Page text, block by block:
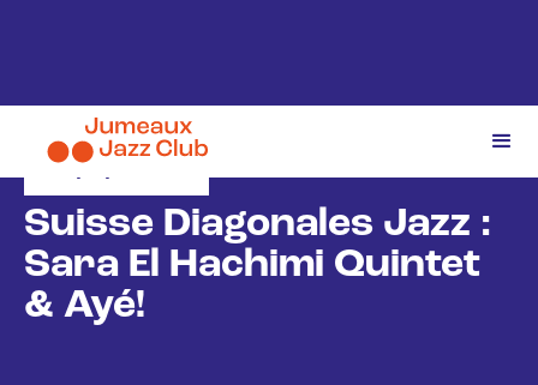
19/2/2026
Suisse Diagonales Jazz :
Sara El Hachimi Quintet
& Ayé!